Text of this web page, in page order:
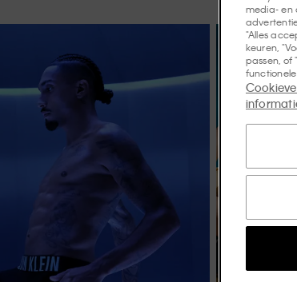
media- en
"Alles
keuren,
passen, of